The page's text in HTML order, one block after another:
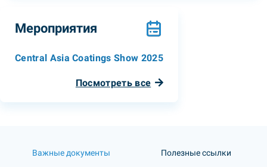
Мероприятия
Central Asia Coatings Show 2025
Посмотреть все
Важные документы Полезные ссылки